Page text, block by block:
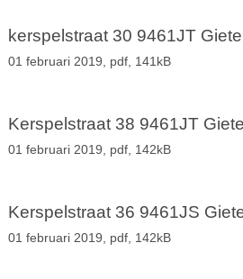
kerspelstraat 30 9461JT
01 februari 2019, pdf, 141kB
Kerspelstraat 38 9461JT
01 februari 2019, pdf, 142kB
Kerspelstraat 36 9461JS
01 februari 2019, pdf, 142kB